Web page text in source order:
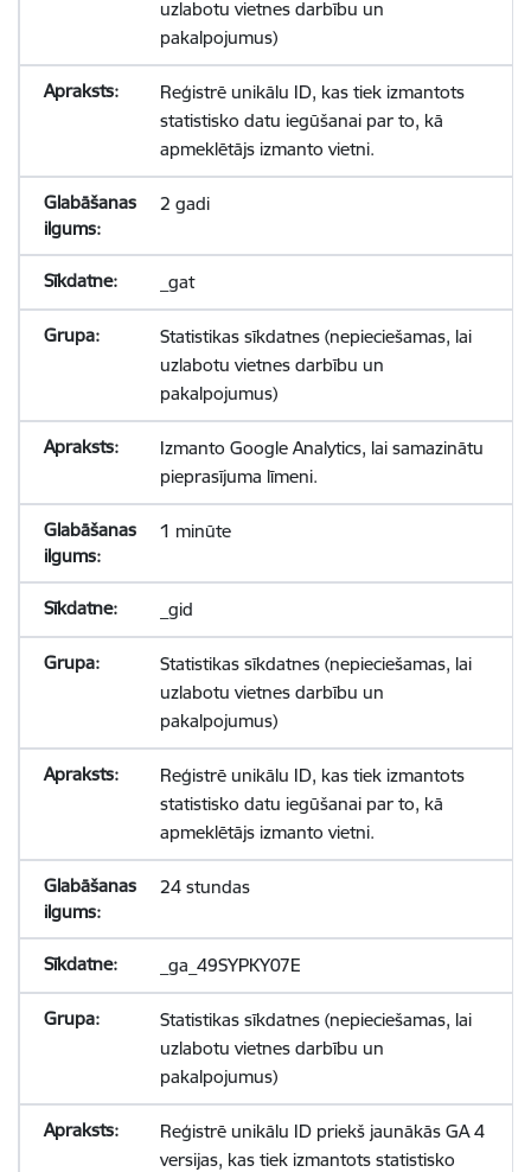
uzlabotu vietnes darbību un
pakalpojumus)
Reģistrē unikālu ID, kas tiek izmantots
statistisko datu iegūšanai par to, kā
apmeklētājs izmanto vietni.
2 gadi
_gat
Statistikas sīkdatnes (nepieciešamas, lai
uzlabotu vietnes darbību un
pakalpojumus)
Izmanto Google Analytics, lai samazinātu
pieprasījuma līmeni.
1 minūte
_gid
Statistikas sīkdatnes (nepieciešamas, lai
uzlabotu vietnes darbību un
pakalpojumus)
Reģistrē unikālu ID, kas tiek izmantots
statistisko datu iegūšanai par to, kā
apmeklētājs izmanto vietni.
24 stundas
_ga_49SYPKY07E
Statistikas sīkdatnes (nepieciešamas, lai
uzlabotu vietnes darbību un
pakalpojumus)
Reģistrē unikālu ID priekš jaunākās GA 4
versijas, kas tiek izmantots statistisko